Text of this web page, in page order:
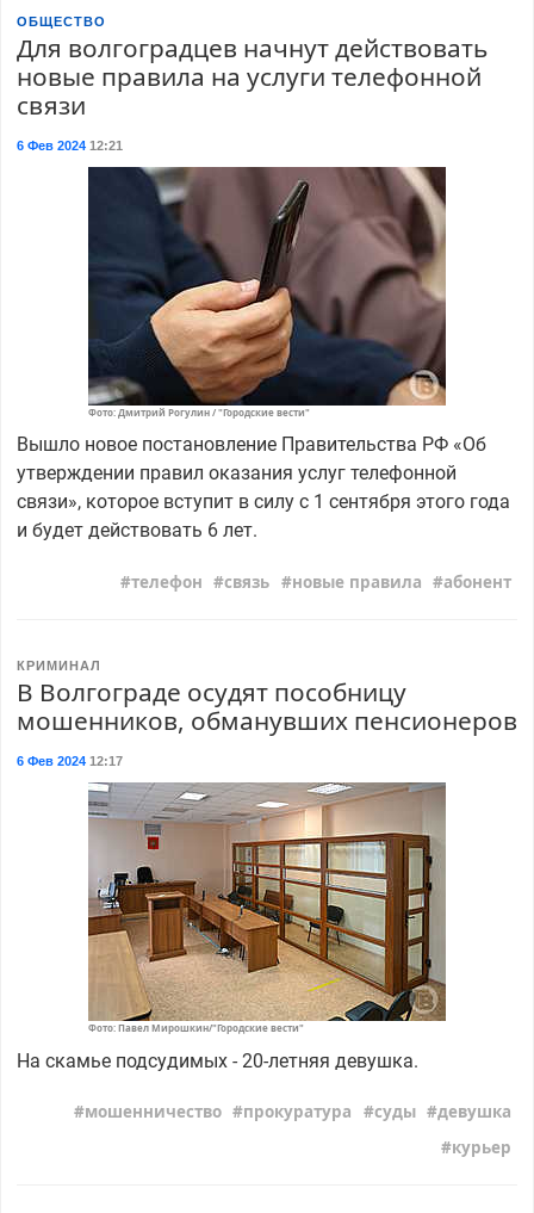
ОБЩЕСТВО
Для волгоградцев начнут действовать
новые правила на услуги телефонной
связи
6 Фев 202412:21
Фото: Дмитрий Рогулин / "Городские вести"
Вышло новое постановление Правительства РФ «Об
утверждении правил оказания услуг телефонной
связи», которое вступит в силу с 1 сентября этого года
и будет действовать 6 лет.
телефон связь новые правила абонент
КРИМИНАЛ
В Волгограде осудят пособницу
мошенников, обманувших пенсионеров
6 Фев 202412:17
Фото: Павел Мирошкин/"Городские вести"
На скамье подсудимых - 20-летняя девушка.
мошенничество прокуратура суды
девушка
курьер